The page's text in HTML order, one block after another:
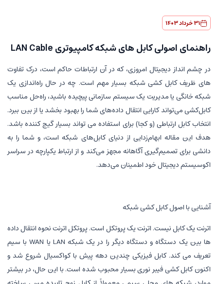
31 خرداد 1403
راهنمای اصولی کابل های شبکه کامپیوتری LAN Cable
در چشم انداز دیجیتال امروزی، که در آن ارتباطات حاکم است، درک تفاوت
های ظریف کابل کشی شبکه بسیار مهم است. چه در حال راه‌اندازی یک
شبکه خانگی یا مدیریت یک سیستم سازمانی پیچیده باشید، راه‌حل مناسب
کابل‌کشی می‌تواند کارایی انتقال داده‌های شما را بهبود بخشد یا از بین ببرد.
انتخاب کابل ارتباطی (و کجا) برای استفاده می تواند بسیار گیج کننده باشد.
هدف این مقاله ابهام‌زدایی از دنیای کابل‌های شبکه است، و شما را به
دانشی برای تصمیم‌گیری آگاهانه مجهز می‌کند و از ارتباط یکپارچه در سراسر
اکوسیستم دیجیتال خود اطمینان می‌دهد.
آشنایی با اصول کابل کشی شبکه
اترنت یک کابل نیست. اترنت یک پروتکل است. پروتکل اترنت نحوه انتقال داده
ها بین یک دستگاه و دستگاه دیگر را در یک شبکه LAN یا WAN با سیم
تعریف می کند. کابل فیزیکی چندین دهه پیش با کواکسیال شروع شد و
اکنون کابل کشی فیبر نوری بسیار محبوب شده است. با این حال، در بیشتر